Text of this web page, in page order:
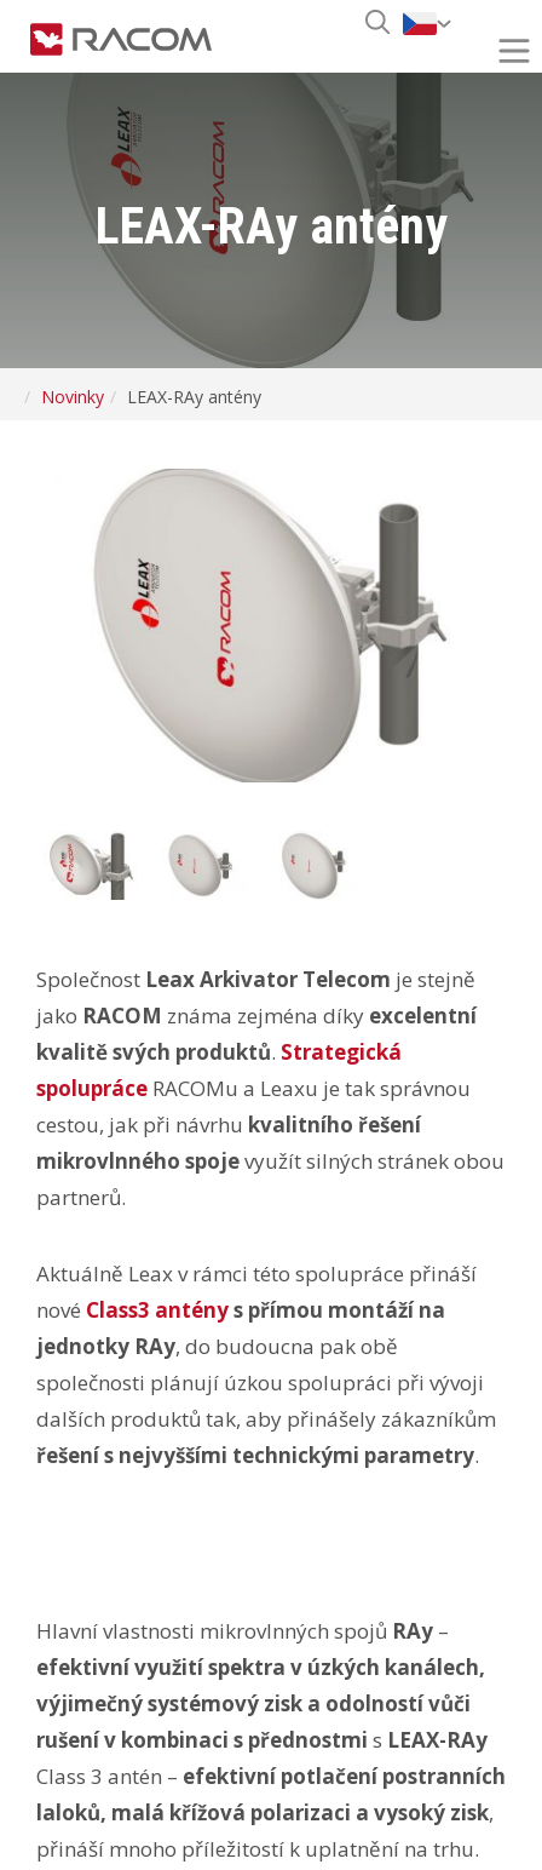
LEAX-RAy antény
Novinky LEAX-RAy antény
Společnost Leax Arkivator Telecom je stejně
jako RACOM známa zejména díky excelentní
kvalitě svých produktů. Strategická
spolupráce RACOMu a Leaxu je tak správnou
cestou, jak při návrhu kvalitního řešení
mikrovlnného spojevyužít silných stránek obou
partnerů.
Aktuálně Leax v rámci této spolupráce přináší
nové Class3 anténys přímou montáží na
jednotky RAy, do budoucna pak obě
společnosti plánují úzkou spolupráci při vývoji
dalších produktů tak, aby přinášely zákazníkům
řešení s nejvyššími technickými parametry.
Hlavní vlastnosti mikrovlnných spojů RAy –
efektivní využití spektra v úzkých kanálech,
výjimečný systémový zisk a odolností vůči
rušení v kombinaci s přednostmi s LEAX-RAy
Class 3 antén – efektivní potlačení postranních
laloků, malá křížová polarizaci a vysoký zisk,
přináší mnoho příležitostí k uplatnění na trhu.